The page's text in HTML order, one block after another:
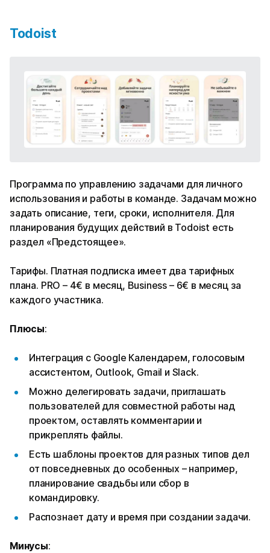
Todoist
Программа по управлению задачами для личного
использования и работы в команде. Задачам можно
задать описание, теги, сроки, исполнителя. Для
планирования будущих действий в Todoist есть
раздел «Предстоящее».
Тарифы. Платная подписка имеет два тарифных
плана. PRO – 4€ в месяц, Business – 6€ в месяц за
каждого участника.
Плюсы:
Интеграция с Google Календарем, голосовым
ассистентом, Outlook, Gmail и Slack.
Можно делегировать задачи, приглашать
пользователей для совместной работы над
проектом, оставлять комментарии и
прикреплять файлы.
Есть шаблоны проектов для разных типов дел
от повседневных до особенных – например,
планирование свадьбы или сбор в
командировку.
Распознает дату и время при создании задачи.
Минусы: